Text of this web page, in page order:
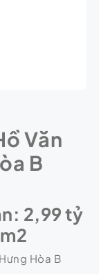
Văn
B
2,99 tỷ
Hòa B